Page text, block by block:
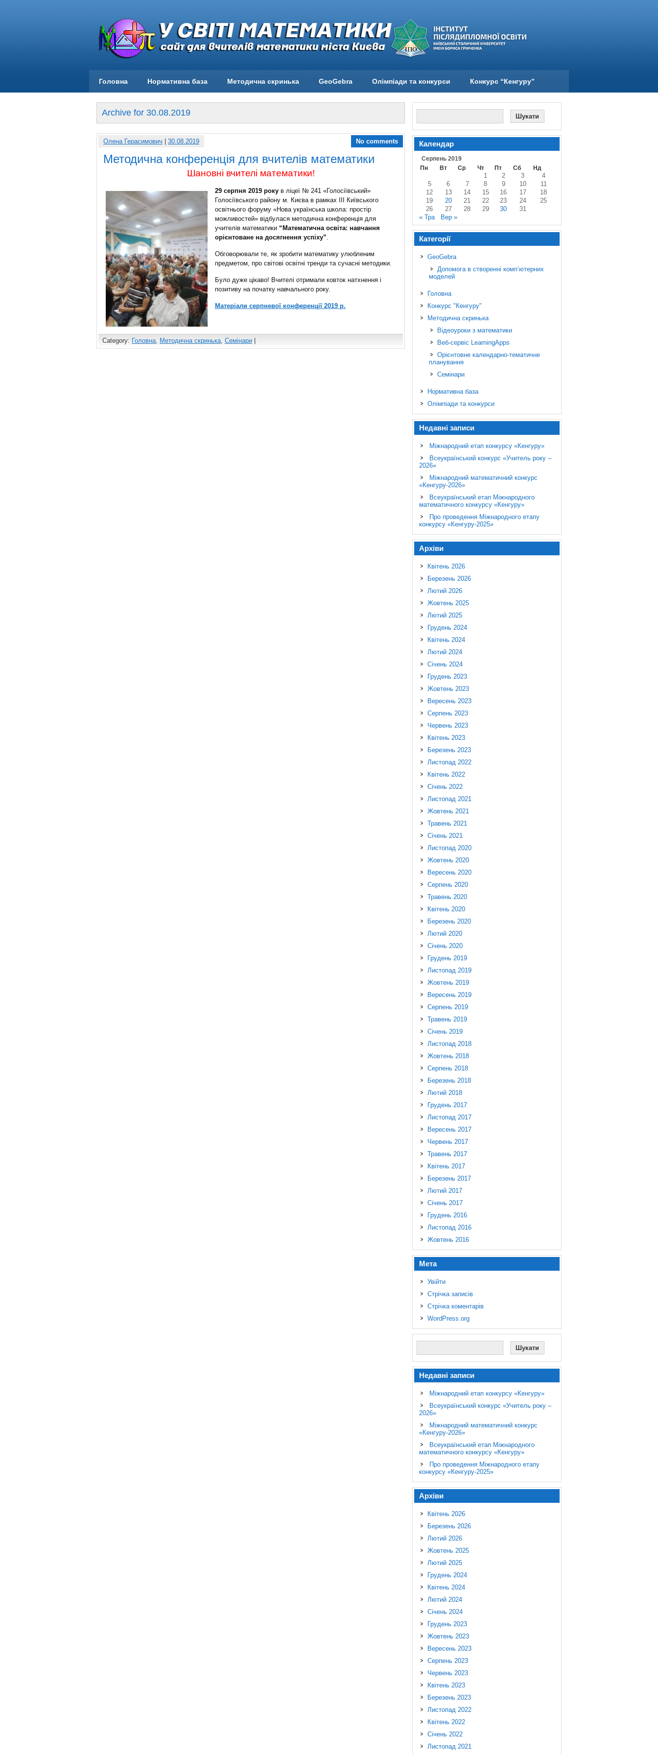
Головна Нормативна база Методична скринька GeoGebra Олімпіади та конкурси Конкурс “Кенгуру”
Archive for 30.08.2019
Олена Герасимович 30.08.2019 No comments
Методична конференція для вчителів математики
Шановні вчителі математики!
29 серпня 2019 року в ліцеї № 241 «Голосіївський»
Голосіївського району м. Києва в рамках ІІІ Київського
освітнього форуму «Нова українська школа: простір
можливостей» відбулася методична конференція для
учителів математики “Математична освіта: навчання
орієнтоване на досягнення успіху”.
Обговорювали те, як зробити математику улюбленим
предметом, про світові освітні тренди та сучасні методики.
Було дуже цікаво! Вчителі отримали ковток натхнення і
позитиву на початку навчального року.
Матеріали серпневої конференції 2019 р.
Category: Головна, Методична скринька, Семінари
Календар
Серпень 2019
Пн
Вт Ср Чт Пт Сб Нд
1 2 3
4
5
6 7 8 9 10
11
12
13 14 15 16 17
18
19
20 21 22 23 24
25
26
27 28 29 30
31
« Тра
Вер »
Категорії
GeoGebra
Допомога в створенні комп’ютерних
моделей
Головна
Конкурс "Кенгуру"
Методична скринька
Відеоуроки з математики
Веб-сервіс LearningApps
Орієнтовне календарно-тематичне
планування
Семінари
Нормативна база
Олімпіади та конкурси
Недавні записи
Міжнародний етап конкурсу «Кенгуру»
Всеукраїнський конкурс «Учитель року –
2026»
Міжнародний математичний конкурс
«Кенгуру-2026»
Всеукраїнський етап Міжнародного
математичного конкурсу «Кенгуру»
Про проведення Міжнародного етапу
конкурсу «Кенгуру-2025»
Архіви
Квітень 2026
Березень 2026
Лютий 2026
Жовтень 2025
Лютий 2025
Грудень 2024
Квітень 2024
Лютий 2024
Січень 2024
Грудень 2023
Жовтень 2023
Вересень 2023
Серпень 2023
Червень 2023
Квітень 2023
Березень 2023
Листопад 2022
Квітень 2022
Січень 2022
Листопад 2021
Жовтень 2021
Травень 2021
Січень 2021
Листопад 2020
Жовтень 2020
Вересень 2020
Серпень 2020
Травень 2020
Квітень 2020
Березень 2020
Лютий 2020
Січень 2020
Грудень 2019
Листопад 2019
Жовтень 2019
Вересень 2019
Серпень 2019
Травень 2019
Січень 2019
Листопад 2018
Жовтень 2018
Серпень 2018
Березень 2018
Лютий 2018
Грудень 2017
Листопад 2017
Вересень 2017
Червень 2017
Травень 2017
Квітень 2017
Березень 2017
Лютий 2017
Січень 2017
Грудень 2016
Листопад 2016
Жовтень 2016
Мета
Увійти
Стрічка записів
Стрічка коментарів
WordPress.org
Недавні записи
Міжнародний етап конкурсу «Кенгуру»
Всеукраїнський конкурс «Учитель року –
2026»
Міжнародний математичний конкурс
«Кенгуру-2026»
Всеукраїнський етап Міжнародного
математичного конкурсу «Кенгуру»
Про проведення Міжнародного етапу
конкурсу «Кенгуру-2025»
Архіви
Квітень 2026
Березень 2026
Лютий 2026
Жовтень 2025
Лютий 2025
Грудень 2024
Квітень 2024
Лютий 2024
Січень 2024
Грудень 2023
Жовтень 2023
Вересень 2023
Серпень 2023
Червень 2023
Квітень 2023
Березень 2023
Листопад 2022
Квітень 2022
Січень 2022
Листопад 2021